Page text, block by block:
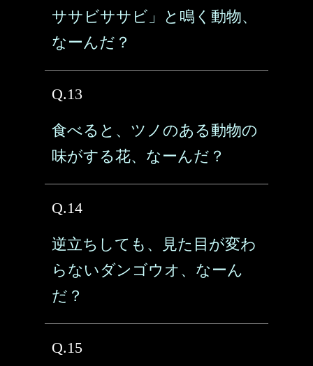
ササビササビ」と鳴く動物、
なーんだ？
Q.13
食べると、ツノのある動物の
味がする花、なーんだ？
Q.14
逆立ちしても、見た目が変わ
らないダンゴウオ、なーん
だ？
Q.15